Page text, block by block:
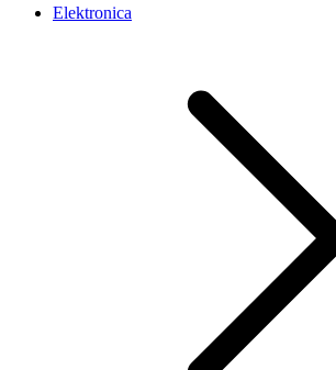
Elektronica